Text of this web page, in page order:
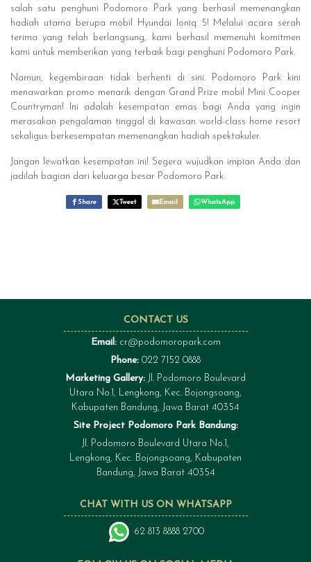
salah satu penghuni Podomoro Park yang berhasil memenangkan
hadiah utama berupa mobil Hyundai Ioniq 5! Melalui acara serah
terima yang telah berlangsung, kami berhasil memenuhi komitmen
kami untuk memberikan yang terbaik bagi penghuni Podomoro Park.
Namun, kegembiraan tidak berhenti di sini. Podomoro Park kini
menawarkan promo menarik dengan Grand Prize mobil Mini Cooper
Countryman! Ini adalah kesempatan emas bagi Anda yang ingin
merasakan pengalaman tinggal di kawasan world-class home resort
sekaligus berkesempatan memenangkan hadiah spektakuler.
Jangan lewatkan kesempatan ini! Segera wujudkan impian Anda dan
jadilah bagian dari keluarga besar Podomoro Park.
Share Tweet Email WhatsApp
CHAT WITH US ON WHATSAPP
62 813 8888 2700
CONTACT US
Email: cr@podomoropark.com
Phone: 022 7152 0888
Marketing Gallery: Jl. Podomoro Boulevard
Utara No.1, Lengkong, Kec. Bojongsoang,
Kabupaten Bandung, Jawa Barat 40354
Site Project Podomoro Park Bandung:
Jl. Podomoro Boulevard Utara No.1,
Lengkong, Kec. Bojongsoang, Kabupaten
Bandung, Jawa Barat 40354